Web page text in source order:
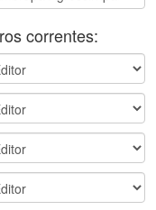
correntes: